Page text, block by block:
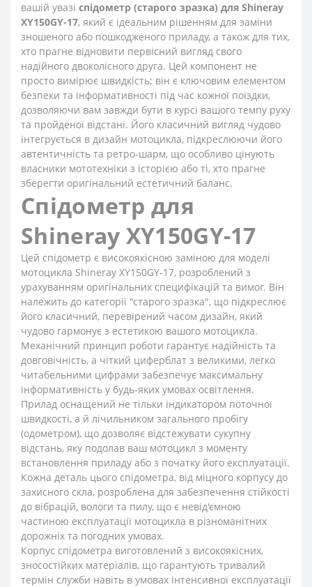
вашій увазі спідометр (старого зразка) для Shineray
XY150GY-17, який є ідеальним рішенням для заміни
зношеного або пошкодженого приладу, а також для тих,
хто прагне відновити первісний вигляд свого
надійного двоколісного друга. Цей компонент не
просто вимірює швидкість; він є ключовим елементом
безпеки та інформативності під час кожної поїздки,
дозволяючи вам завжди бути в курсі вашого темпу руху
та пройденої відстані. Його класичний вигляд чудово
інтегрується в дизайн мотоцикла, підкреслюючи його
автентичність та ретро-шарм, що особливо цінують
власники мототехніки з історією або ті, хто прагне
зберегти оригінальний естетичний баланс.
Cпідометр для
Shineray XY150GY-17
Цей спідометр є високоякісною заміною для моделі
мотоцикла Shineray XY150GY-17, розроблений з
урахуванням оригінальних специфікацій та вимог. Він
належить до категорії "старого зразка", що підкреслює
його класичний, перевірений часом дизайн, який
чудово гармонує з естетикою вашого мотоцикла.
Механічний принцип роботи гарантує надійність та
довговічність, а чіткий циферблат з великими, легко
читабельними цифрами забезпечує максимальну
інформативність у будь-яких умовах освітлення.
Прилад оснащений не тільки індикатором поточної
швидкості, а й лічильником загального пробігу
(одометром), що дозволяє відстежувати сукупну
відстань, яку подолав ваш мотоцикл з моменту
встановлення приладу або з початку його експлуатації.
Кожна деталь цього спідометра, від міцного корпусу до
захисного скла, розроблена для забезпечення стійкості
до вібрацій, вологи та пилу, що є невід'ємною
частиною експлуатації мотоцикла в різноманітних
дорожніх та погодних умовах.
Корпус спідометра виготовлений з високоякісних,
зносостійких матеріалів, що гарантують тривалий
термін служби навіть в умовах інтенсивної експлуатації